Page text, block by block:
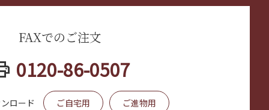
FAXでのご注文
0120-86-0507
ロード ご自宅用 ご進物用